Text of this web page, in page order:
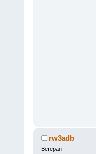
rw3adb
Ветеран